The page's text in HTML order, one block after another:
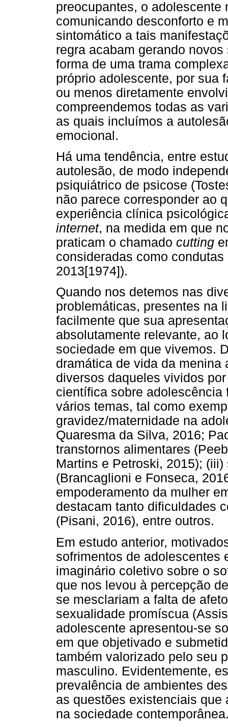
preocupantes, o
comunicando desconforto e
sintomático a tais
regra acabam gerando
forma de uma trama
próprio adolescente, por sua
ou menos diretamente
compreendemos todas as
as quais incluímos a
emocional.
Há uma tendência, entre
autolesão, de modo
psiquiátrico de psicose
não parece corresponder ao
experiência clínica
internet, na medida em que
praticam o chamado cutting
consideradas como
2013[1974]).
Quando nos detemos nas
problemáticas, presentes na
facilmente que sua
absolutamente relevante, ao
sociedade em que vivemos.
dramática de vida da
diversos daqueles vividos
científica sobre adolescência
vários temas, tal como
gravidez/maternidade na
Quaresma da Silva, 2016;
transtornos alimentares
Martins e Petroski, 2015);
(Brancaglioni e Fonseca,
empoderamento da mulher
destacam tanto dificuldades
(Pisani, 2016), entre outros.
Em estudo anterior,
sofrimentos de adolescentes
imaginário coletivo sobre o
que nos levou à percepção
se mesclariam a falta de
sexualidade promíscua
adolescente apresentou-se
em que objetivado e
também valorizado pelo seu
masculino. Evidentemente,
prevalência de ambientes
as questões existenciais que
na sociedade